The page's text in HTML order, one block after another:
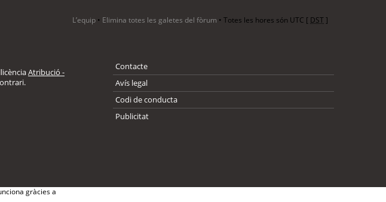
L’equip • Elimina totes les galetes del fòrum • Totes les hores són UTC [ DST]
Atribució -
Contacte
Avís legal
Codi de conducta
Publicitat
gràcies a